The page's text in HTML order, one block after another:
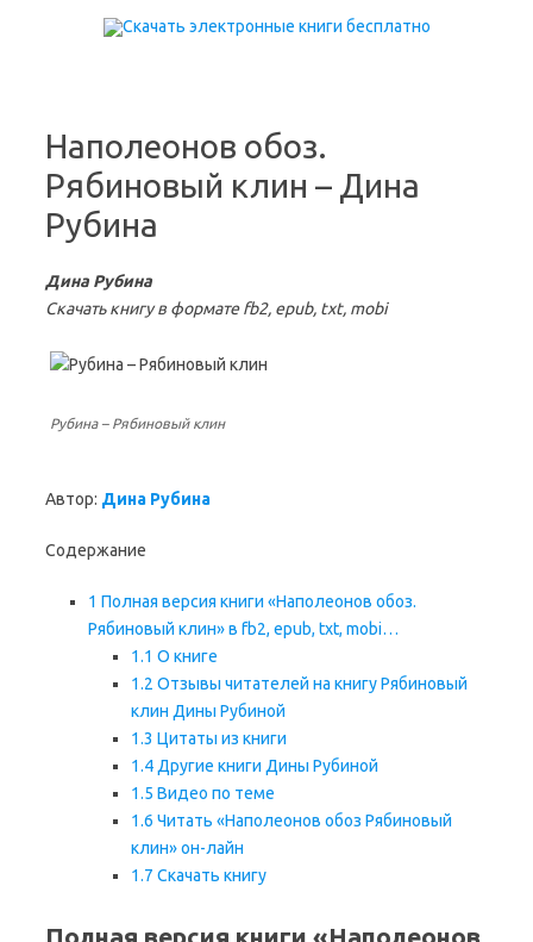
Наполеонов обоз.
Рябиновый клин – Дина
Рубина
Дина Рубина
Скачать книгу в формате fb2, epub, txt, mobi
Рубина – Рябиновый клин
Автор: Дина Рубина
Содержание
1 Полная версия книги «Наполеонов обоз.
Рябиновый клин» в fb2, epub, txt, mobi…
1.1 О книге
1.2 Отзывы читателей на книгу Рябиновый
клин Дины Рубиной
1.3 Цитаты из книги
1.4 Другие книги Дины Рубиной
1.5 Видео по теме
1.6 Читать «Наполеонов обоз Рябиновый
клин» он-лайн
1.7 Скачать книгу
Полная версия книги «Наполеонов